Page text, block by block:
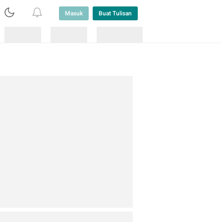
Masuk Buat Tulisan